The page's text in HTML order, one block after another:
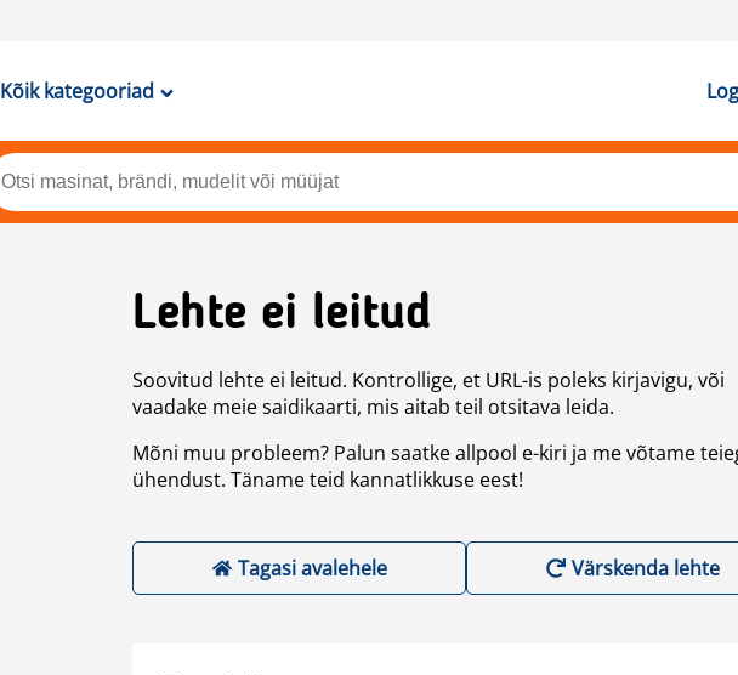
Kõik kategooriad
Lehte ei leitud
Soovitud lehte ei leitud. Kontrollige, et URL-is poleks kirjavigu, või
vaadake meie saidikaarti, mis aitab teil otsitava leida.
Mõni muu probleem? Palun saatke allpool e-kiri ja me võtame
ühendust. Täname teid kannatlikkuse eest!
Tagasi avalehele Värskenda lehte